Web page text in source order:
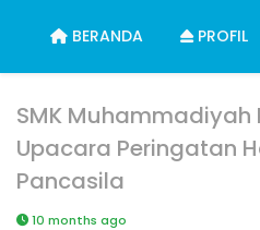
BERANDA PROFIL
SMK Muhammadiyah
Upacara Peringatan
Pancasila
10 months ago